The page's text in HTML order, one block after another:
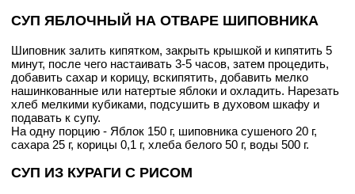
СУП ЯБЛОЧНЫЙ НА ОТВАРЕ ШИПОВНИКА
Шиповник залить кипятком, закрыть крышкой и кипятить 5
минут, после чего настаивать 3-5 часов, затем процедить,
добавить сахар и корицу, вскипятить, добавить мелко
нашинкованные или натертые яблоки и охладить. Нарезать
хлеб мелкими кубиками, подсушить в духовом шкафу и
подавать к супу.
На одну порцию - Яблок 150 г, шиповника сушеного 20 г,
сахара 25 г, корицы 0,1 г, хлеба белого 50 г, воды 500 г.
СУП ИЗ КУРАГИ С РИСОМ